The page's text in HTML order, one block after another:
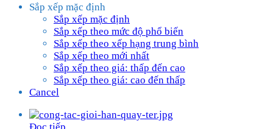
Sắp xếp mặc định
Sắp xếp mặc định
Sắp xếp theo mức độ phổ biến
Sắp xếp theo xếp hạng trung bình
Sắp xếp theo mới nhất
Sắp xếp theo giá: thấp đến cao
Sắp xếp theo giá: cao đến thấp
Cancel
Đọc tiếp